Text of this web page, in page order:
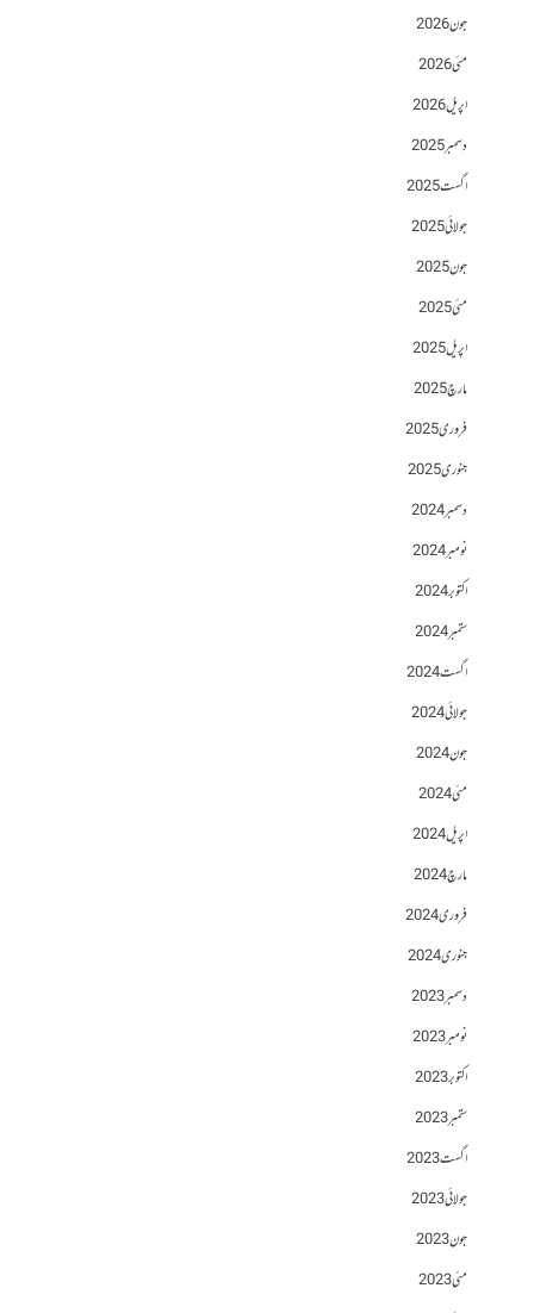
جون 2026
مئی 2026
اپریل 2026
دسمبر 2025
اگست 2025
جولائی 2025
جون 2025
مئی 2025
اپریل 2025
مارچ 2025
فروری 2025
جنوری 2025
دسمبر 2024
نومبر 2024
اکتوبر 2024
ستمبر 2024
اگست 2024
جولائی 2024
جون 2024
مئی 2024
اپریل 2024
مارچ 2024
فروری 2024
جنوری 2024
دسمبر 2023
نومبر 2023
اکتوبر 2023
ستمبر 2023
اگست 2023
جولائی 2023
جون 2023
مئی 2023